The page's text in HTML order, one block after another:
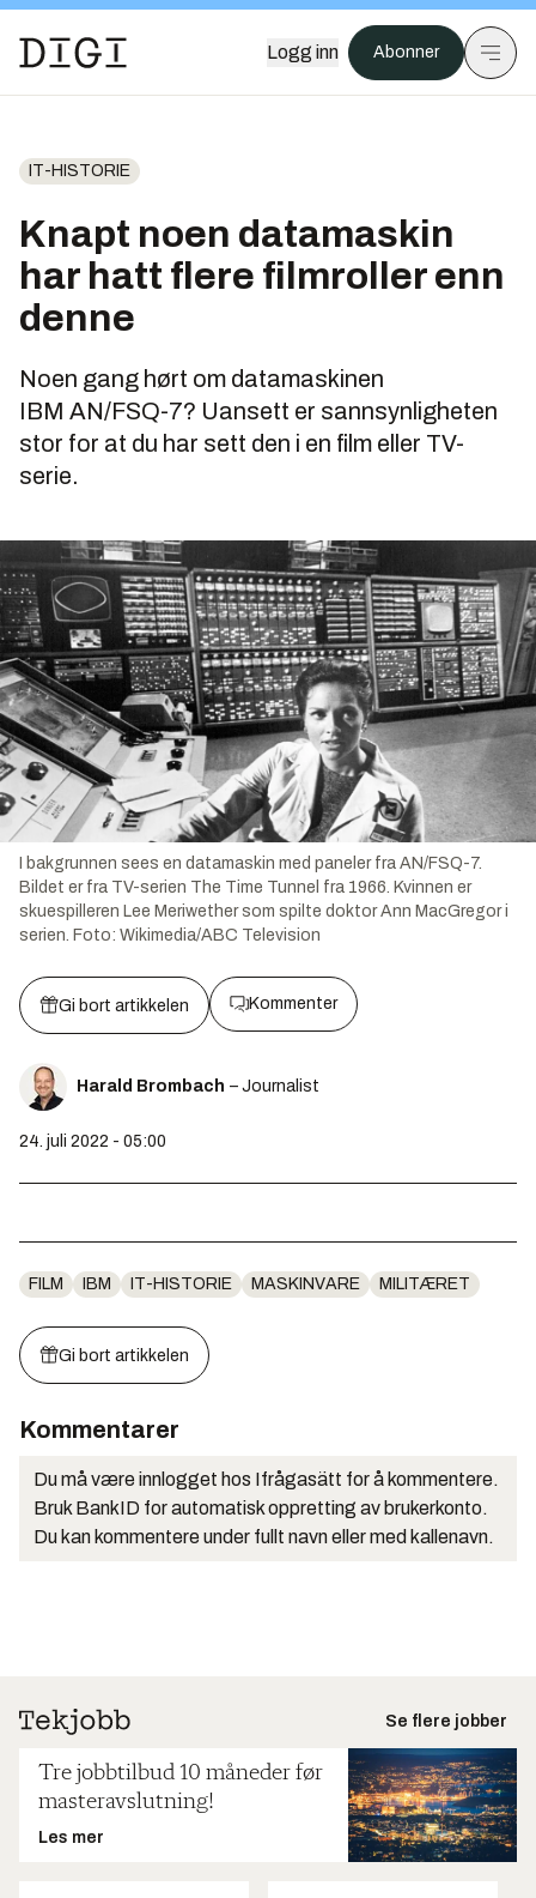
Logg inn Abonner
IT-HISTORIE
Knapt noen datamaskin
har hatt flere filmroller enn
denne
Noen gang hørt om datamaskinen
IBM AN/FSQ-7? Uansett er sannsynligheten
stor for at du har sett den i en film eller TV-
serie.
I bakgrunnen sees en datamaskin med paneler fra AN/FSQ-7.
Bildet er fra TV-serien The Time Tunnel fra 1966. Kvinnen er
skuespilleren Lee Meriwether som spilte doktor Ann MacGregor i
serien. Foto: Wikimedia/ABC Television
Gi bort artikkelen Kommenter
Harald Brombach – Journalist
24. juli 2022 - 05:00
FILM IBM IT-HISTORIE MASKINVARE MILITÆRET
Gi bort artikkelen
Kommentarer
Du må være innlogget hos Ifrågasätt for å kommentere.
Bruk BankID for automatisk oppretting av brukerkonto.
Du kan kommentere under fullt navn eller med kallenavn.
Se flere jobber
Tre jobbtilbud 10 måneder før
masteravslutning!
Les mer